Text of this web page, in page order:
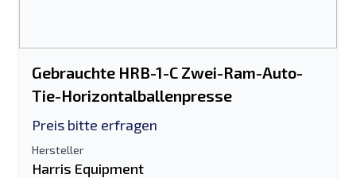
Gebrauchte HRB-1-C Zwei-Ram-Auto-
Tie-Horizontalballenpresse
Preis bitte erfragen
Hersteller
Harris Equipment